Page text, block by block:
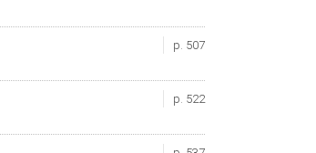
p. 507
p. 522